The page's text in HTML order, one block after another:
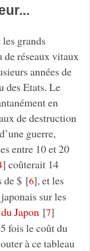
grands
de réseaux vitaux
années de
des Etats. Le
en
de destruction
guerre,
entre 10 et 20
] coûterait 14
$ [6], et les
sur les
Japon [7]
fois le coût du
à ce tableau